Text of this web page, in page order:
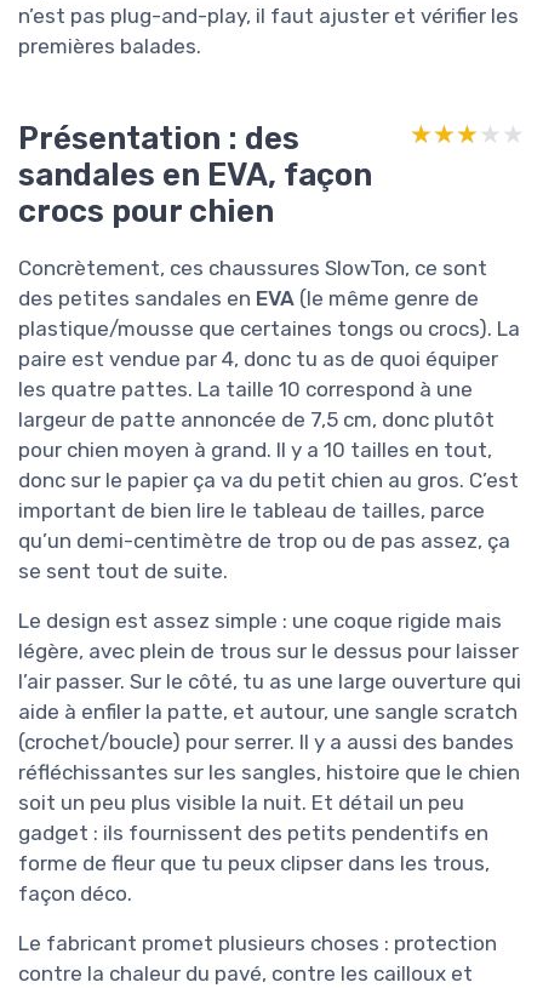
n’est pas plug-and-play, il faut ajuster et vérifier les
premières balades.
Présentation : des
sandales en EVA, façon
crocs pour chien
★★★★★
★★★★★
Concrètement, ces chaussures SlowTon, ce sont
des petites sandales en EVA (le même genre de
plastique/mousse que certaines tongs ou crocs). La
paire est vendue par 4, donc tu as de quoi équiper
les quatre pattes. La taille 10 correspond à une
largeur de patte annoncée de 7,5 cm, donc plutôt
pour chien moyen à grand. Il y a 10 tailles en tout,
donc sur le papier ça va du petit chien au gros. C’est
important de bien lire le tableau de tailles, parce
qu’un demi-centimètre de trop ou de pas assez, ça
se sent tout de suite.
Le design est assez simple : une coque rigide mais
légère, avec plein de trous sur le dessus pour laisser
l’air passer. Sur le côté, tu as une large ouverture qui
aide à enfiler la patte, et autour, une sangle scratch
(crochet/boucle) pour serrer. Il y a aussi des bandes
réfléchissantes sur les sangles, histoire que le chien
soit un peu plus visible la nuit. Et détail un peu
gadget : ils fournissent des petits pendentifs en
forme de fleur que tu peux clipser dans les trous,
façon déco.
Le fabricant promet plusieurs choses : protection
contre la chaleur du pavé, contre les cailloux et